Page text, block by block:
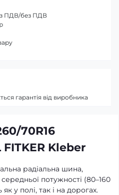
70R16
FITKER Kleber
радіальна шина,
потужності (80–160
у полі, так і на дорогах.
з ПДВ/без ПДВ
гарантія від виробника